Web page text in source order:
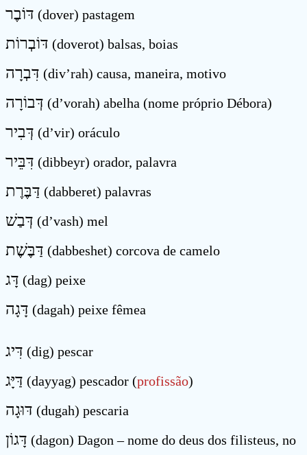
דּוֹבֶר (dover) pastagem
דּוֹבְרוֹת (doverot) balsas, boias
דִּבְרָה (div’rah) causa, maneira, motivo
דְּבוֹרָה (d’vorah) abelha (nome próprio Débora)
דְּבִיר (d’vir) oráculo
דִּבֵּיר (dibbeyr) orador, palavra
דַּבֶּרֶת (dabberet) palavras
דְּבַשׁ (d’vash) mel
דַּבֶּשֶׁת (dabbeshet) corcova de camelo
דָּג (dag) peixe
דָּגָה (dagah) peixe fêmea
דִּיג (dig) pescar
דַּיָּג (dayyag) pescador (profissão)
דּוּגָה (dugah) pescaria
דָּגוֹן (dagon) Dagon – nome do deus dos filisteus, no